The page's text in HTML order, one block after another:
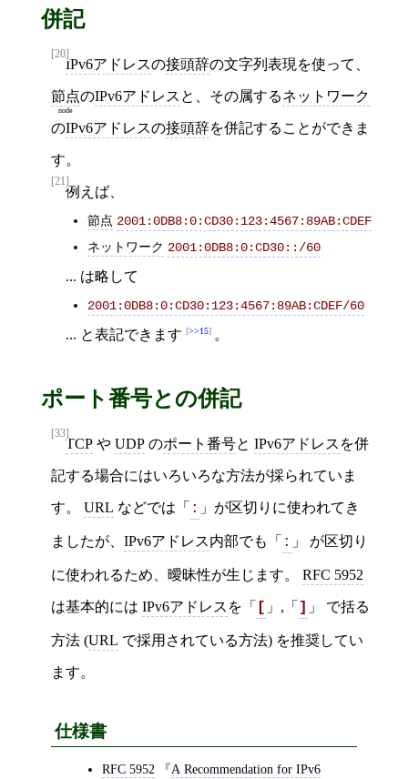
併記
[20]
IPv6アドレスの接頭辞の文字列表現を使って、
節点
node
のIPv6アドレス と、その属するネットワーク
のIPv6アドレスの接頭辞を併記することができま
す。
[21]
例えば、
節点 2001:0DB8:0:CD30:123:4567:89AB:CDEF
ネットワーク 2001:0DB8:0:CD30::/60
... は略して
2001:0DB8:0:CD30:123:4567:89AB:CDEF/60
... と表記できます >>15 。
ポート番号との併記
[33]
TCP や UDP のポート番号と IPv6アドレス を併
記する場合にはいろいろな方法が採られていま
す。 URL などでは「 : 」が区切りに使われてき
ましたが、 IPv6アドレス内部でも「 : 」 が区切り
に使われるため、曖昧性が生じます。 RFC 5952
は基本的には IPv6アドレス を「 [ 」,「 ] 」 で括る
方法 (URL で採用されている方法) を推奨してい
ます。
仕様書
RFC 5952
A Recommendation for IPv6